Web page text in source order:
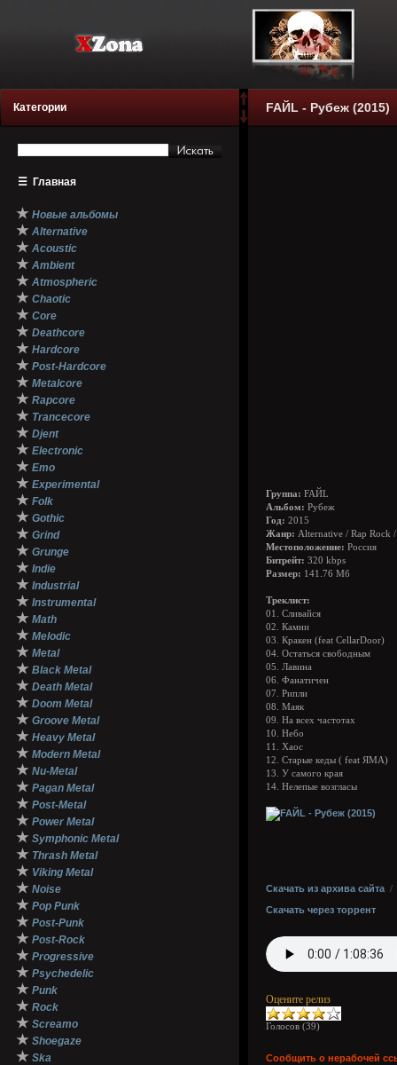
Категории
☰ Главная
★ Новые альбомы
★ Alternative
★ Acoustic
★ Ambient
★ Atmospheric
★ Chaotic
★ Core
★ Deathcore
★ Hardcore
★ Post-Hardcore
★ Metalcore
★ Rapcore
★ Trancecore
★ Djent
★ Electronic
★ Emo
★ Experimental
★ Folk
★ Gothic
★ Grind
★ Grunge
★ Indie
★ Industrial
★ Instrumental
★ Math
★ Melodic
★ Metal
★ Black Metal
★ Death Metal
★ Doom Metal
★ Groove Metal
★ Heavy Metal
★ Modern Metal
★ Nu-Metal
★ Pagan Metal
★ Post-Metal
★ Power Metal
★ Symphonic Metal
★ Thrash Metal
★ Viking Metal
★ Noise
★ Pop Punk
★ Post-Punk
★ Post-Rock
★ Progressive
★ Psychedelic
★ Punk
★ Rock
★ Screamo
★ Shoegaze
★ Ska
FAЙL - Рубеж (2015)
Группа: FAЙL
Альбом: Рубеж
Год: 2015
Жанр: Alternative / Rap Rock
Местоположение: Россия
Битрейт: 320 kbps
Размер: 141.76 Мб
Треклист:
01. Сливайся
02. Камни
03. Кракен (feat CellarDoor)
04. Остаться свободным
05. Лавина
06. Фанатичен
07. Рипли
08. Маяк
09. На всех частотах
10. Небо
11. Хаос
12. Старые кеды ( feat ЯМА)
13. У самого края
14. Нелепые возгласы
Скачать из архива сайта /
Скачать через торрент
Оцените релиз
Голосов (39)
Сообщить о нерабочей